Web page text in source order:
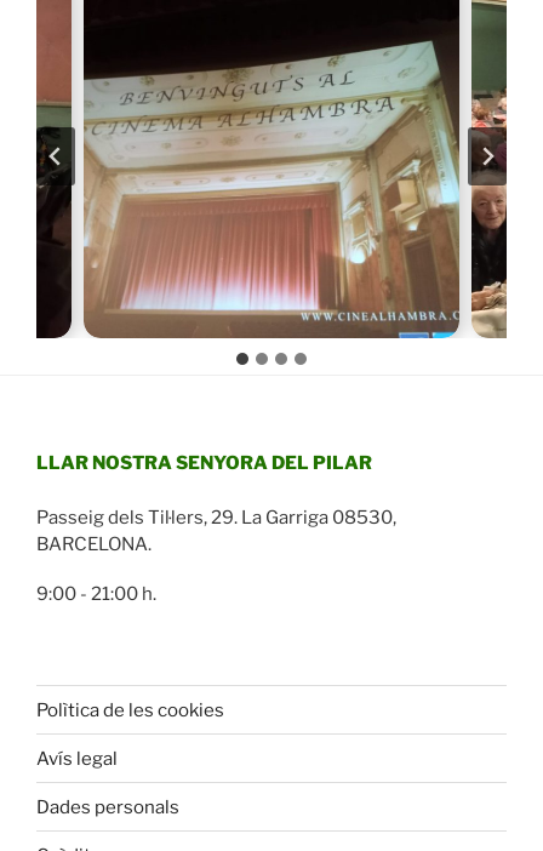
LLAR NOSTRA SENYORA DEL PILAR
Passeig dels Til·lers, 29. La Garriga 08530,
BARCELONA.
9:00 - 21:00 h.
Polìtica de les cookies
Avís legal
Dades personals